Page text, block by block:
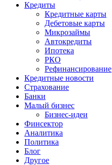
Кредиты
Кредитные карты
Дебетовые карты
Микрозаймы
Автокредиты
Ипотека
РКО
Рефинансирование
Кредитные новости
Страхование
Банки
Малый бизнес
Бизнес-идеи
Финсектор
Аналитика
Политика
Блог
Другое